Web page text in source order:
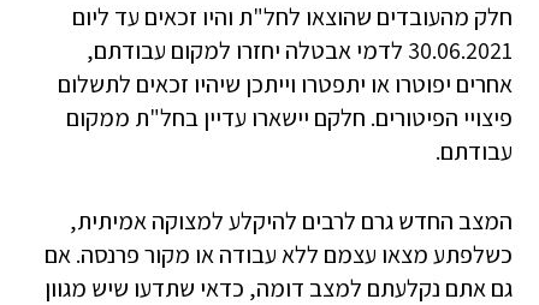
חלק מהעובדים שהוצאו לחל"ת והיו זכאים עד ליום
30.06.2021 לדמי אבטלה יחזרו למקום עבודתם,
אחרים יפוטרו או יתפטרו וייתכן שיהיו זכאים לתשלום
פיצויי הפיטורים. חלקם יישארו עדיין בחל"ת ממקום
עבודתם.
המצב החדש גרם לרבים להיקלע למצוקה אמיתית,
כשלפתע מצאו עצמם ללא עבודה או מקור פרנסה. אם
גם אתם נקלעתם למצב דומה, כדאי שתדעו שיש מגוון